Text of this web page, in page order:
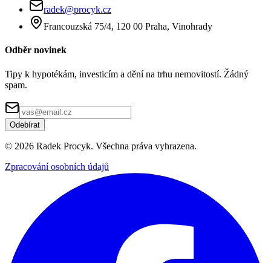
radek@procyk.cz
Francouzská 75/4, 120 00 Praha, Vinohrady
Odběr novinek
Tipy k hypotékám, investicím a dění na trhu nemovitostí. Žádný
spam.
Odebírat
© 2026 Radek Procyk. Všechna práva vyhrazena.
Zpracování osobních údajů